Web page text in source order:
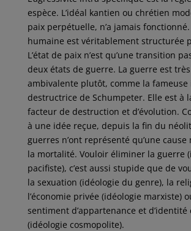
espèce. L’idéal kantien ou chrétien
paix perpétuelle, n’a jamais fonctionné.
humaine est véritablement structurée
L’état de paix n’est qu’une transition
deux états de guerre. La guerre est
ambivalente plutôt, comme la fameuse
destructrice de Schumpeter. Elle est à
facteur de destruction et d’évolution.
à une idée reçue, depuis la fin du
guerres n’ont représenté qu’une
la mortalité. Vouloir éliminer la guerre
pacifiste), c’est aussi stupide que de
la sexuation (idéologie du genre), la
l’économie privée (idéologie marxiste)
sentiment d’appartenance et
(idéologie cosmopolite).